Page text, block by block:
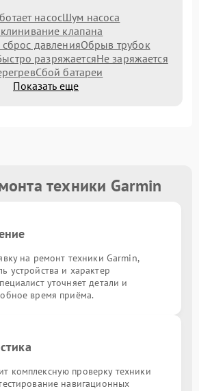
насосШум насоса
клапана
давленияОбрыв трубок
разряжаетсяНе заряжается
Сбой батареи
Показать еще
техники Garmin
на ремонт техники Garmin,
устройства и характер
уточняет детали и
время приёма.
комплексную проверку техники
навигационных